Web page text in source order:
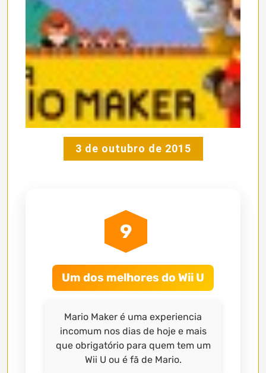
3 de outubro de 2015
9
Um dos melhores do Wii U
Mario Maker é uma experiencia
incomum nos dias de hoje e mais
que obrigatório para quem tem um
Wii U ou é fã de Mario.